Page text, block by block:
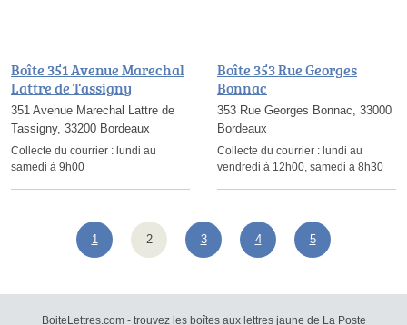
Boîte 351 Avenue Marechal
Lattre de Tassigny
351 Avenue Marechal Lattre de
Tassigny, 33200 Bordeaux
Collecte du courrier : lundi au
samedi à 9h00
Boîte 353 Rue Georges
Bonnac
353 Rue Georges Bonnac, 33000
Bordeaux
Collecte du courrier : lundi au
vendredi à 12h00, samedi à 8h30
1 2 3 4 5
BoiteLettres.com - trouvez les boîtes aux lettres jaune de La Poste